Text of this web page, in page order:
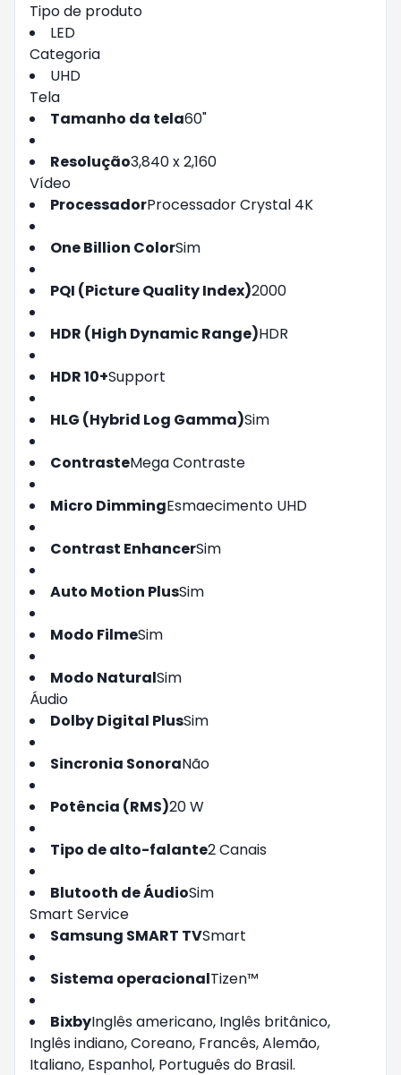
Tipo de produto
LED
Categoria
UHD
Tela
Tamanho da tela60"
Resolução3,840 x 2,160
Vídeo
ProcessadorProcessador Crystal 4K
One Billion ColorSim
PQI (Picture Quality Index)2000
HDR (High Dynamic Range)HDR
HDR 10+Support
HLG (Hybrid Log Gamma)Sim
ContrasteMega Contraste
Micro DimmingEsmaecimento UHD
Contrast EnhancerSim
Auto Motion PlusSim
Modo FilmeSim
Modo NaturalSim
Áudio
Dolby Digital PlusSim
Sincronia SonoraNão
Potência (RMS)20 W
Tipo de alto-falante2 Canais
Blutooth de ÁudioSim
Smart Service
Samsung SMART TVSmart
Sistema operacionalTizen™
BixbyInglês americano, Inglês britânico,
Inglês indiano, Coreano, Francês, Alemão,
Italiano, Espanhol, Português do Brasil.